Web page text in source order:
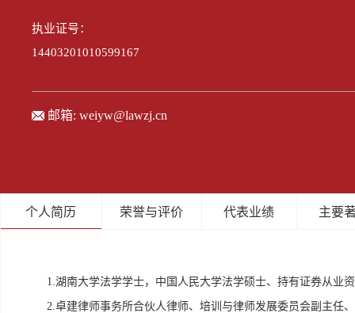
执业证号：
14403201010599167
邮箱: weiyw@lawzj.cn
个人简历 荣誉与评价 代表业绩 主要
1.湖南大学法学学士，中国人民大学法学硕士、持有证券从业
2.卓建律师事务所合伙人律师、培训与律师发展委员会副主任